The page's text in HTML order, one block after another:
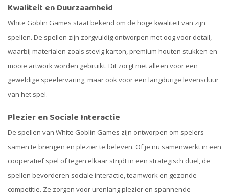
Kwaliteit en Duurzaamheid
White Goblin Games staat bekend om de hoge kwaliteit van zijn
spellen. De spellen zijn zorgvuldig ontworpen met oog voor detail,
waarbij materialen zoals stevig karton, premium houten stukken en
mooie artwork worden gebruikt. Dit zorgt niet alleen voor een
geweldige speelervaring, maar ook voor een langdurige levensduur
van het spel.
Plezier en Sociale Interactie
De spellen van White Goblin Games zijn ontworpen om spelers
samen te brengen en plezier te beleven. Of je nu samenwerkt in een
coöperatief spel of tegen elkaar strijdt in een strategisch duel, de
spellen bevorderen sociale interactie, teamwork en gezonde
competitie. Ze zorgen voor urenlang plezier en spannende